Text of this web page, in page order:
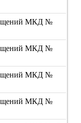
МКД №
МКД №
МКД №
МКД №